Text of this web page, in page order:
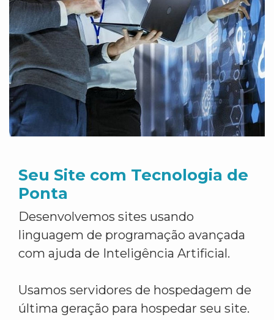
Seu Site com Tecnologia de
Ponta
Desenvolvemos sites usando
linguagem de programação avançada
com ajuda de Inteligência Artificial.
Usamos servidores de hospedagem de
última geração para hospedar seu site.